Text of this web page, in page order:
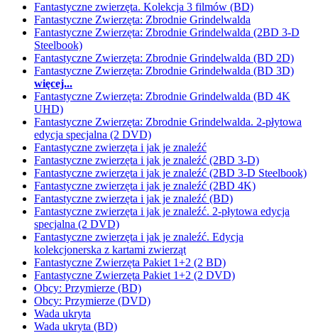
Fantastyczne zwierzęta. Kolekcja 3 filmów (BD)
Fantastyczne Zwierzęta: Zbrodnie Grindelwalda
Fantastyczne Zwierzęta: Zbrodnie Grindelwalda (2BD 3-D
Steelbook)
Fantastyczne Zwierzęta: Zbrodnie Grindelwalda (BD 2D)
Fantastyczne Zwierzęta: Zbrodnie Grindelwalda (BD 3D)
więcej...
Fantastyczne Zwierzęta: Zbrodnie Grindelwalda (BD 4K
UHD)
Fantastyczne Zwierzęta: Zbrodnie Grindelwalda. 2-płytowa
edycja specjalna (2 DVD)
Fantastyczne zwierzęta i jak je znaleźć
Fantastyczne zwierzęta i jak je znaleźć (2BD 3-D)
Fantastyczne zwierzęta i jak je znaleźć (2BD 3-D Steelbook)
Fantastyczne zwierzęta i jak je znaleźć (2BD 4K)
Fantastyczne zwierzęta i jak je znaleźć (BD)
Fantastyczne zwierzęta i jak je znaleźć. 2-płytowa edycja
specjalna (2 DVD)
Fantastyczne zwierzęta i jak je znaleźć. Edycja
kolekcjonerska z kartami zwierząt
Fantastyczne Zwierzęta Pakiet 1+2 (2 BD)
Fantastyczne Zwierzęta Pakiet 1+2 (2 DVD)
Obcy: Przymierze (BD)
Obcy: Przymierze (DVD)
Wada ukryta
Wada ukryta (BD)